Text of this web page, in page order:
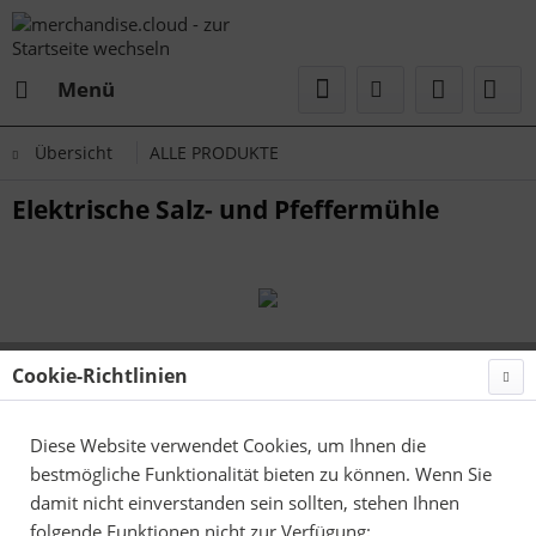
Menü
Übersicht ALLE PRODUKTE
Elektrische Salz- und Pfeffermühle
Cookie-Richtlinien
Diese Website verwendet Cookies, um Ihnen die
bestmögliche Funktionalität bieten zu können. Wenn Sie
damit nicht einverstanden sein sollten, stehen Ihnen
folgende Funktionen nicht zur Verfügung: